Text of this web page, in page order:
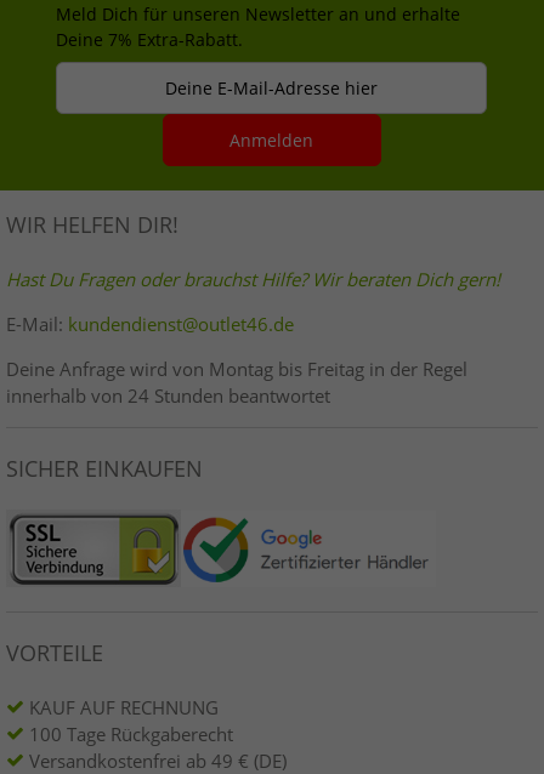
Meld Dich für unseren Newsletter an und erhalte
Deine 7% Extra-Rabatt.
Deine E-Mail-Adresse hier
Anmelden
WIR HELFEN DIR!
Hast Du Fragen oder brauchst Hilfe? Wir beraten Dich gern!
E-Mail: kundendienst@outlet46.de
Deine Anfrage wird von Montag bis Freitag in der Regel
innerhalb von 24 Stunden beantwortet
SICHER EINKAUFEN
VORTEILE
KAUF AUF RECHNUNG
100 Tage Rückgaberecht
Versandkostenfrei ab 49 € (DE)